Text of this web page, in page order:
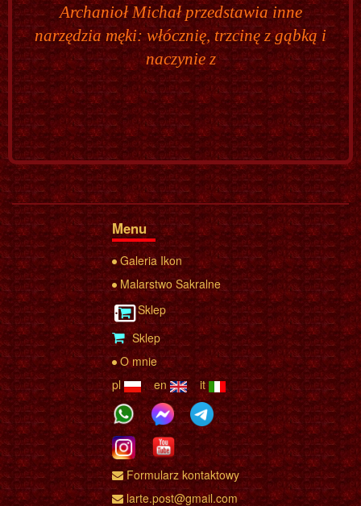
Archanioł Michał przedstawia inne
narzędzia męki: włócznię, trzcinę z gąbką i
naczynie z
Menu
Galeria Ikon
Malarstwo Sakralne
Sklep
Sklep
O mnie
pl
en it
Formularz kontaktowy
larte.post@gmail.com